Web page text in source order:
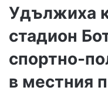
Удължиха
стадион
спортно-
в местния